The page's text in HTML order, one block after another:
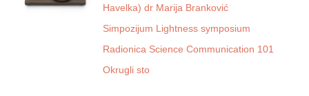
Havelka) dr Marija Branković
Simpozijum Lightness symposium
Radionica Science Communication 101
Okrugli sto